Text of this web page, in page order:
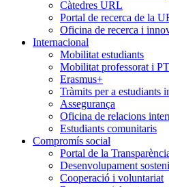
Càtedres URL
Portal de recerca de la
Oficina de recerca i
Internacional
Mobilitat estudiants
Mobilitat professorat i
Erasmus+
Tràmits per a estudiants
Assegurança
Oficina de relacions
Estudiants comunitaris
Compromís social
Portal de la
Desenvolupament
Cooperació i voluntariat